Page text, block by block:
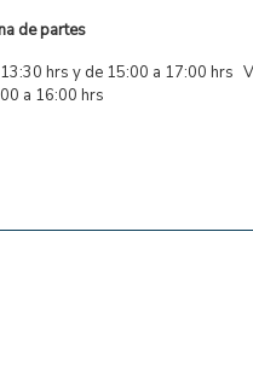
de partes
hrs y de 15:00 a 17:00 hrs
a 16:00 hrs